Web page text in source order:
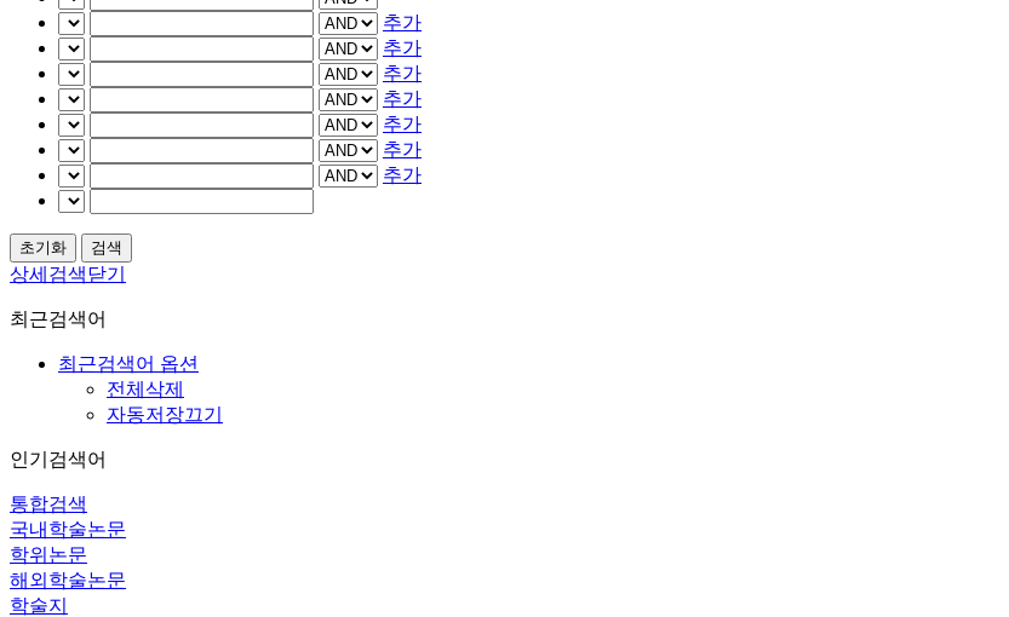
추가
추가
추가
추가
추가
추가
추가
상세검색닫기
최근검색어
최근검색어 옵션
전체삭제
자동저장끄기
인기검색어
통합검색
국내학술논문
학위논문
해외학술논문
학술지